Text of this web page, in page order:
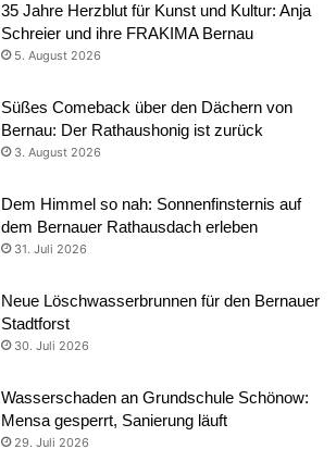
35 Jahre Herzblut für Kunst und Kultur: Anja
Schreier und ihre FRAKIMA Bernau
5. August 2026
Süßes Comeback über den Dächern von
Bernau: Der Rathaushonig ist zurück
3. August 2026
Dem Himmel so nah: Sonnenfinsternis auf
dem Bernauer Rathausdach erleben
31. Juli 2026
Neue Löschwasserbrunnen für den Bernauer
Stadtforst
30. Juli 2026
Wasserschaden an Grundschule Schönow:
Mensa gesperrt, Sanierung läuft
29. Juli 2026